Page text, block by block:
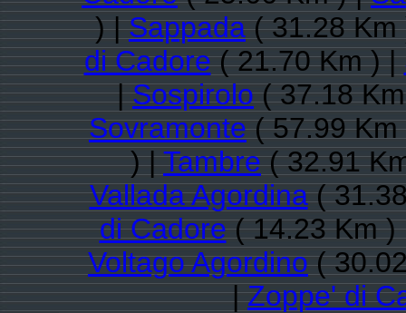
) |Sappada( 31.28
di Cadore( 21.70 Km ) |
|Sospirolo( 37.18
Sovramonte( 57.99
) |Tambre( 32.91
Vallada Agordina(
di Cadore( 14.23 Km
Voltago Agordino(
|Zoppe' di